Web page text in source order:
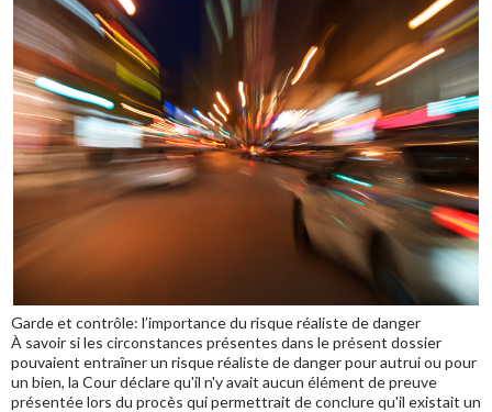
Garde et contrôle: l’importance du risque réaliste de danger
À savoir si les circonstances présentes dans le présent dossier
pouvaient entraîner un risque réaliste de danger pour autrui ou pour
un bien, la Cour déclare qu'il n'y avait aucun élément de preuve
présentée lors du procès qui permettrait de conclure qu'il existait un